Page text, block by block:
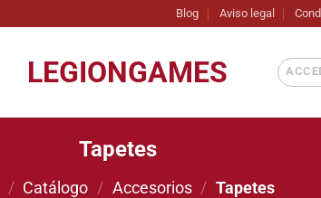
Blog Aviso legal
LEGIONGAMES
Tapetes
/ Catálogo / Accesorios / Tapetes